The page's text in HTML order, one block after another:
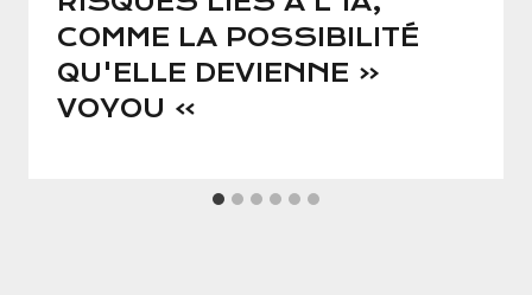
COMME LA POSSIBILITÉ
QU'ELLE DEVIENNE «
VOYOU »